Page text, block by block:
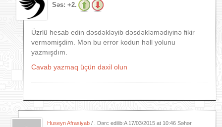
Səs: +2.
Üzrlü hesab edin dəsdəkləyib dəsdəkləmədiyinə fikir
verməmişdim. Mən bu error kodun həll yolunu
yazmışdım.
Cavab yazmaq üçün daxil olun
Huseyn Afrasiyab / . Dərc edilib:A 17/03/2015 at 10:46 Səhər